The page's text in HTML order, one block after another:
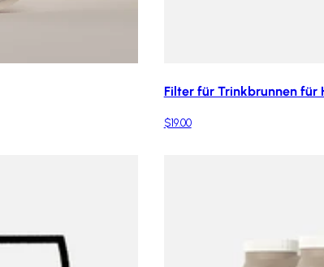
Filter für Trinkbrunnen für
$19.00